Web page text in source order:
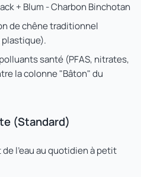
+ Blum - Charbon Binchotan
de chêne traditionnel
plastique).
santé (PFAS, nitrates,
la colonne "Bâton" du
(Standard)
l'eau au quotidien à petit